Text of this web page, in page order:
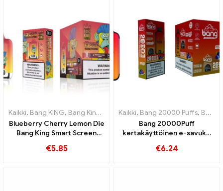
Kaikki, Bang KING, Bang King Smart Screen 15000 Pullistaa ,
Blueberry Cherry Lemon Die
Bang King Smart Screen
innovatiiviseen
€5.85
Kaikki, Bang 20000 Puffs, Bang KING
Bang 20000Puff
kertakäyttöinen e-savuke
kaksoisverkko
€6.24